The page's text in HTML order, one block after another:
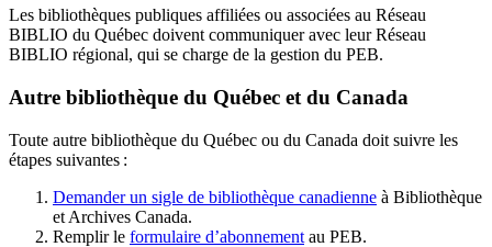
Les bibliothèques publiques affiliées ou associées au Réseau
BIBLIO du Québec doivent communiquer avec leur Réseau
BIBLIO régional, qui se charge de la gestion du PEB.
Autre bibliothèque du Québec et du Canada
Toute autre bibliothèque du Québec ou du Canada doit suivre les
étapes suivantes :
Demander un sigle de bibliothèque canadienne à Bibliothèque
et Archives Canada.
Remplir le formulaire d’abonnement au PEB.